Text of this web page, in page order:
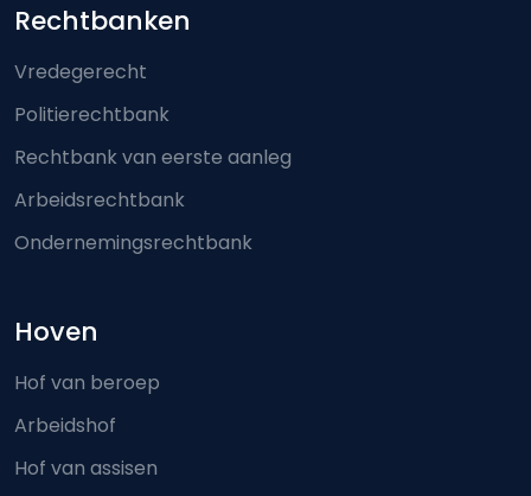
Footer-menu
Rechtbanken
Vredegerecht
Politierechtbank
Rechtbank van eerste aanleg
Arbeidsrechtbank
Ondernemingsrechtbank
Hoven
Hof van beroep
Arbeidshof
Hof van assisen